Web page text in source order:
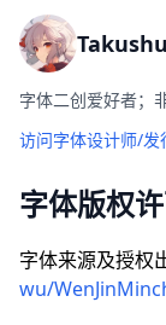
字体二创爱好者；
访问字体设计师/发
字体版权
字体来源及授权
wu/